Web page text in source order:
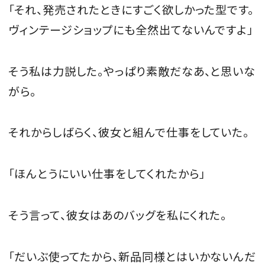
「それ、発売されたときにすごく欲しかった型です。
ヴィンテージショップにも全然出てないんですよ」
そう私は力説した。やっぱり素敵だなあ、と思いな
がら。
それからしばらく、彼女と組んで仕事をしていた。
「ほんとうにいい仕事をしてくれたから」
そう言って、彼女はあのバッグを私にくれた。
「だいぶ使ってたから、新品同様とはいかないんだ